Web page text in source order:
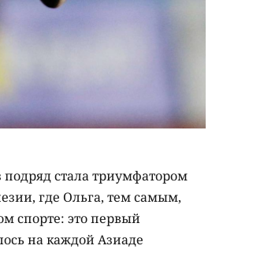
стала триумфатором
где Ольга, тем самым,
спорте: это первый
на каждой Азиаде